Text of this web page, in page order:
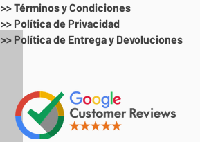
>> Términos y Condiciones
>> Política de Privacidad
>> Política de Entrega y Devoluciones